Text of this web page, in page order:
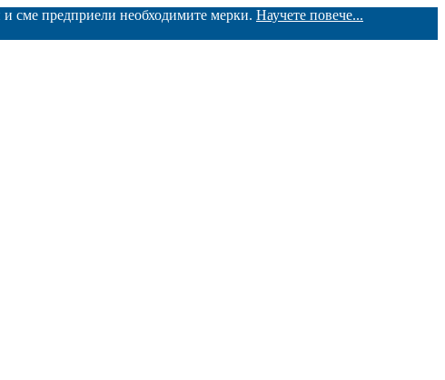
сме предприели необходимите мерки. Научете повече...